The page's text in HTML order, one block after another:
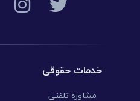
خدمات حقوقی
مشاوره تلفنی